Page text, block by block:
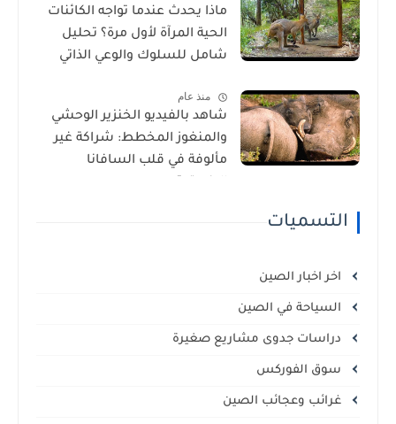
ماذا يحدث عندما تواجه الكائنات
الحية المرآة لأول مرة؟ تحليل
شامل للسلوك والوعي الذاتي
منذ عام
شاهد بالفيديو الخنزير الوحشي
والمنغوز المخطط: شراكة غير
مألوفة في قلب السافانا
التسميات
اخر اخبار الصين
السياحة في الصين
دراسات جدوى مشاريع صغيرة
سوق الفوركس
غرائب وعجائب الصين